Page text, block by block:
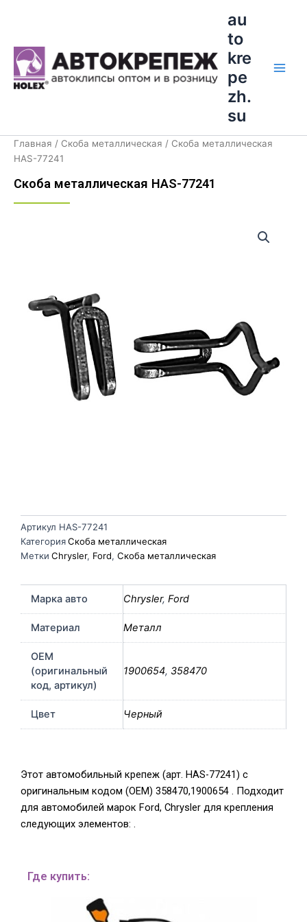
au
to
kre
pe
zh.
su
Главная / Скоба металлическая / Скоба металлическая
HAS-77241
Скоба металлическая HAS-77241
Артикул HAS-77241
КатегорияСкоба металлическая
Метки Chrysler, Ford, Скоба металлическая
Марка авто Chrysler, Ford
Материал Металл
OEM
(оригинальный
код, артикул)
1900654, 358470
Цвет Черный
Этот автомобильный крепеж (арт. HAS-77241) с
оригинальным кодом (OEM) 358470,1900654 . Подходит
для автомобилей марок Ford, Chrysler для крепления
следующих элементов: .
Где купить: